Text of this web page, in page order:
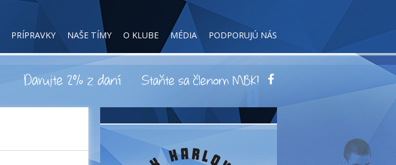
PRÍPRAVKY NAŠE TÍMY O KLUBE MÉDIA PODPORUJÚ NÁS